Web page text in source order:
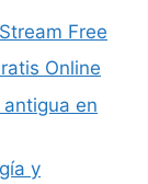
Free
Online
en
y